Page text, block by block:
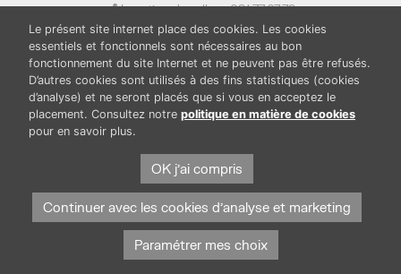
Location de salles : 081.77.67.79
info@ledelta.be
BOUTIQUE
Protection des données et cookies
Mentions légales
Le présent site internet place des cookies. Les cookies
essentiels et fonctionnels sont nécessaires au bon
fonctionnement du site Internet et ne peuvent pas être refusés.
D’autres cookies sont utilisés à des fins statistiques (cookies
d’analyse) et ne seront placés que si vous en acceptez le
placement. Consultez notre politique en matière de cookies
pour en savoir plus.
OK j'ai compris
Continuer avec les cookies d'analyse et marketing
Paramétrer mes choix